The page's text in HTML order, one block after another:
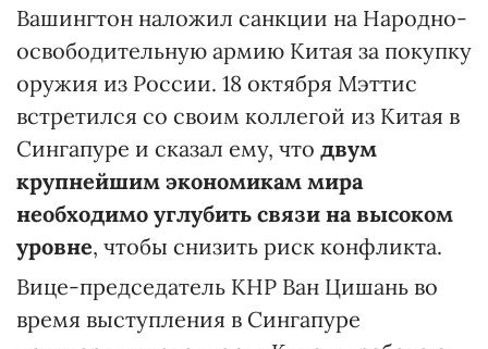
Вашингтон наложил санкции на Народно-
освободительную армию Китая за покупку
оружия из России. 18 октября Мэттис
встретился со своим коллегой из Китая в
Сингапуре и сказал ему, что двум
крупнейшим экономикам мира
необходимо углубить связи на высоком
уровне, чтобы снизить риск конфликта.
Вице-председатель КНР Ван Цишань во
время выступления в Сингапуре